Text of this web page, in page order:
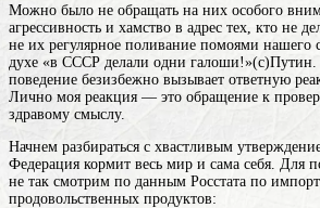
Можно было не обращать на них особого
агрессивность и хамство в адрес тех, кто не
не их регулярное поливание помоями нашего
духе «в СССР делали одни
поведение безизбежно вызывает ответную
Лично моя реакция — это обращение к
здравому смыслу.
Начнем разбираться с хвастливым
Федерация кормит весь мир и сама себя. Для
не так смотрим по данным Росстата по
продовольственных продуктов: